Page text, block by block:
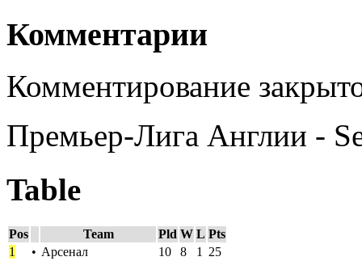
Комментарии
Комментирование
Премьер-Лига Англии -
Table
Pos Team Pld W L Pts
1
• Арсенал 10 8 1
25